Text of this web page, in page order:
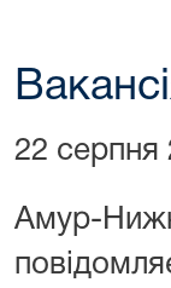
22 серпня
Амур-